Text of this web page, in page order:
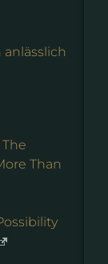
The
Than